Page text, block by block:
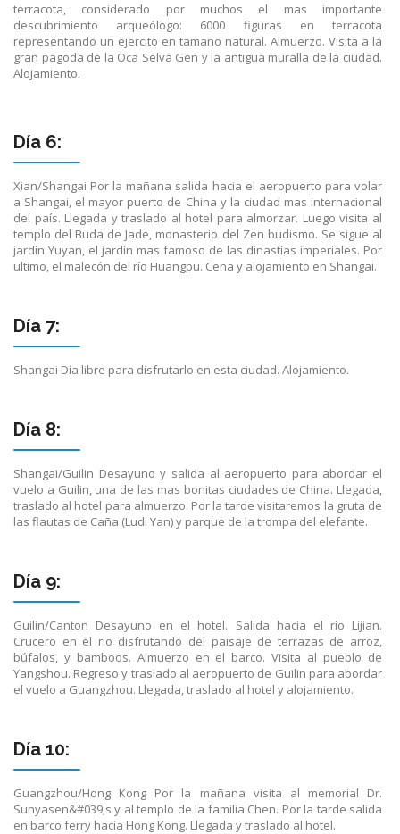
terracota, considerado por muchos el mas importante
descubrimiento arqueólogo: 6000 figuras en terracota
representando un ejercito en tamaño natural. Almuerzo. Visita a la
gran pagoda de la Oca Selva Gen y la antigua muralla de la ciudad.
Alojamiento.
Día 6:
Xian/Shangai Por la mañana salida hacia el aeropuerto para volar
a Shangai, el mayor puerto de China y la ciudad mas internacional
del país. Llegada y traslado al hotel para almorzar. Luego visita al
templo del Buda de Jade, monasterio del Zen budismo. Se sigue al
jardín Yuyan, el jardín mas famoso de las dinastías imperiales. Por
ultimo, el malecón del río Huangpu. Cena y alojamiento en Shangai.
Día 7:
Shangai Día libre para disfrutarlo en esta ciudad. Alojamiento.
Día 8:
Shangai/Guilin Desayuno y salida al aeropuerto para abordar el
vuelo a Guilin, una de las mas bonitas ciudades de China. Llegada,
traslado al hotel para almuerzo. Por la tarde visitaremos la gruta de
las flautas de Caña (Ludi Yan) y parque de la trompa del elefante.
Día 9:
Guilin/Canton Desayuno en el hotel. Salida hacia el río Lijian.
Crucero en el rio disfrutando del paisaje de terrazas de arroz,
búfalos, y bamboos. Almuerzo en el barco. Visita al pueblo de
Yangshou. Regreso y traslado al aeropuerto de Guilin para abordar
el vuelo a Guangzhou. Llegada, traslado al hotel y alojamiento.
Día 10:
Guangzhou/Hong Kong Por la mañana visita al memorial Dr.
Sunyasen&#039;s y al templo de la familia Chen. Por la tarde salida
en barco ferry hacia Hong Kong. Llegada y traslado al hotel.